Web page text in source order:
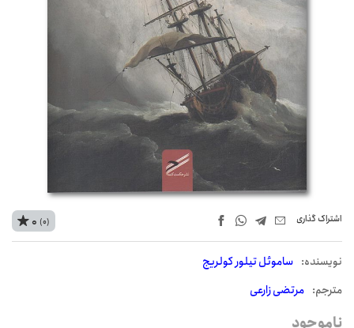
اشتراک‌ گذاری
نويسنده: ساموئل تیلور کولریج
مترجم: مرتضی زارعی
0 (0)
ناموجود